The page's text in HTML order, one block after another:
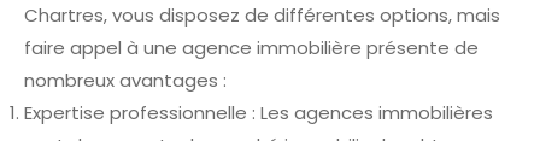
Chartres, vous disposez de différentes options, mais
faire appel à une agence immobilière présente de
nombreux avantages :
Expertise professionnelle : Les agences immobilières